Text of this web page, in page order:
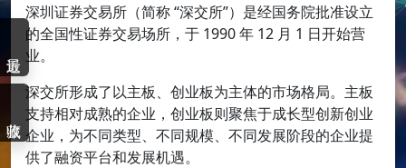
深圳证券交易所（简称 “深交所”）是经国务院批准设立
的全国性证券交易场所，于 1990 年 12 月 1 日开始营
业。
深交所形成了以主板、创业板为主体的市场格局。主板
支持相对成熟的企业，创业板则聚焦于成长型创新创业
企业，为不同类型、不同规模、不同发展阶段的企业提
供了融资平台和发展机遇。